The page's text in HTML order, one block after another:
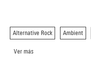
Alternative Rock Ambient
Ver más